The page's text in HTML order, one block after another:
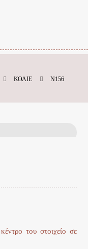
ΚΟΛΙΕ Ν156
του στοιχείο σε